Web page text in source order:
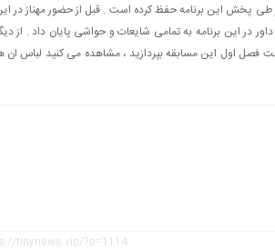
پخش این برنامه حفظ کرده است . قبل از حضور مهناز در
در این برنامه به تمامی شایعات و حواشی پایان داد . از
برنامه ظبط شدن برنامه در یک روز می باشد . اگر شما به لباس داوران در 11 قسمت فصل اول این مسابقه بپردازید ، مشاهده می کنید لباس